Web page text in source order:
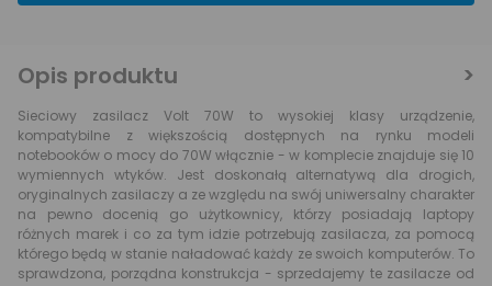
Opis produktu
Sieciowy zasilacz Volt 70W to wysokiej klasy urządzenie,
kompatybilne z większością dostępnych na rynku modeli
notebooków o mocy do 70W włącznie - w komplecie znajduje się 10
wymiennych wtyków. Jest doskonałą alternatywą dla drogich,
oryginalnych zasilaczy a ze względu na swój uniwersalny charakter
na pewno docenią go użytkownicy, którzy posiadają laptopy
różnych marek i co za tym idzie potrzebują zasilacza, za pomocą
którego będą w stanie naładować każdy ze swoich komputerów. To
sprawdzona, porządna konstrukcja - sprzedajemy te zasilacze od